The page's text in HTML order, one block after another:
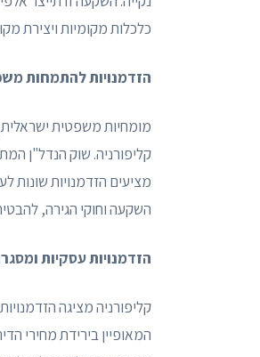
כלכלות מקומיות ויצירת
הזדמנויות להתמחות
מומחיות משפטית
קליפורניה. שוק הנדל"ן
מציעים הזדמנויות שונות
השקעה וחוקי הגירה,
הזדמנויות עסקיות
קליפורניה מציגה
המאופיין בירידת מחירי